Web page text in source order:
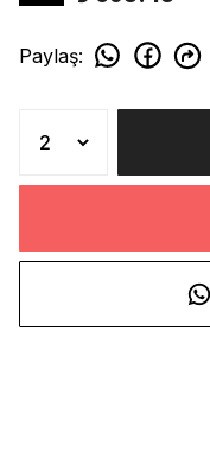
Paylaş: